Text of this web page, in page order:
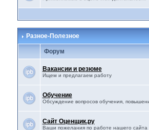
Разное-Полезное
Форум
Вакансии и резюме
Ищем и предлагаем работу
Обучение
Обсуждение вопросов обучения,
Сайт Оценщик.ру
Ваши пожелания по работе нашего сайта